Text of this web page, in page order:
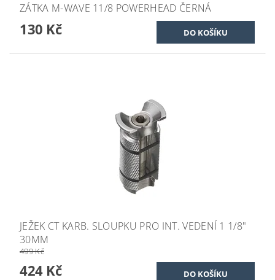
ZÁTKA M-WAVE 11/8 POWERHEAD ČERNÁ
130 Kč
JEŽEK CT KARB. SLOUPKU PRO INT. VEDENÍ 1 1/8"
30MM
499 Kč
424 Kč